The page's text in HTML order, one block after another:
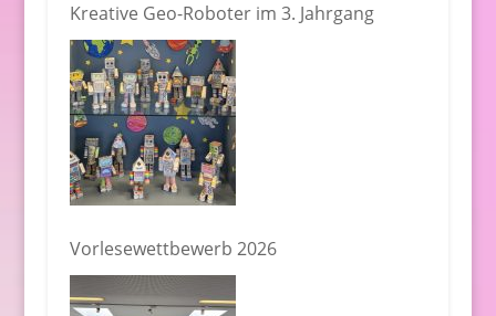
Kreative Geo-Roboter im 3. Jahrgang
Vorlesewettbewerb 2026